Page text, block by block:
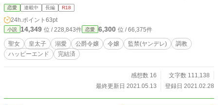
集められ、その中より神に選ばれたのだ。 これによりカテリーナ聖女は、幼い
頃に結んでいた皇太子フィリップ ウォルシュとの婚約は、神の神託により破談
となった。 その身を神殿に保護される前の短い時間、カテリーナは幼い頃から
の婚約者であるフィリップに別れを言う事を許される。 そこで幼い頃から良く
知る優しい婚約者は、初めてカテリーナに仄暗い表情を見せた。 「ねぇ、カテ
リーナ。神託くらいで僕から逃げられると思ってないよね？はぁ…こんな事にな
るなら必死に我慢して、君の純潔を守るんじゃなかったよ。」 「フィリップ殿
後に、カテリーナの意識がゆっくりと沈んでいった。 -----------------------------------
す…というか、ほぼ全編で入ります。 2020/3/10 本編完結致しました。 今後は
恋愛 連載中 長編 R18
24h.ポイント 63pt
小説 14,349 位 / 228,843件 恋愛 6,300 位 / 66,375件
聖女 皇太子 溺愛 公爵令嬢 令嬢 監禁(ヤンデレ)
調教
ハッピーエンド
完結済
感想数 16
文字数 111,138
最終更新日 2021.05.13
登録日 2021.02.28